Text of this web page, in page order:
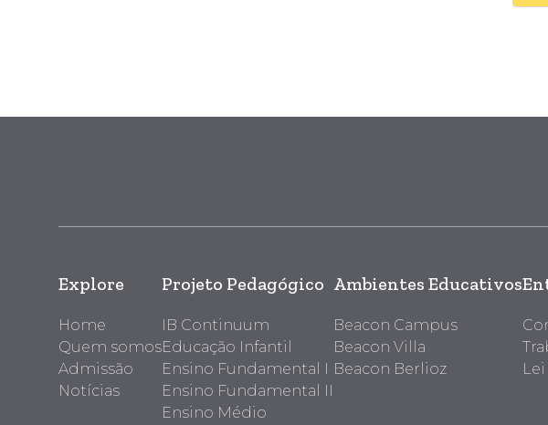
Explore
Home
Quem somos
Admissão
Notícias
Projeto Pedagógico
IB Continuum
Educação Infantil
Ensino Fundamental I
Ensino Fundamental II
Ensino Médio
Ambientes Educativos
Beacon Campus
Beacon Villa
Beacon Berlioz
Lei